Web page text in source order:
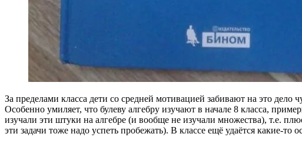
За пределами класса дети со средней мотивацией забивают на это
Особенно умиляет, что булеву алгебру изучают в начале 8 класса,
изучали эти штуки на алгебре (и вообще не изучали множества), т.е.
эти задачи тоже надо успеть пробежать). В классе ещё удаётся какие-